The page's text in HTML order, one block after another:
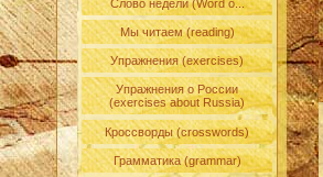
Слово недели (Word o...
Мы читаем (reading)
Упражнения (exercises)
Упражнения о России
(exercises about Russia)
Кроссворды (crosswords)
Грамматика (grammar)